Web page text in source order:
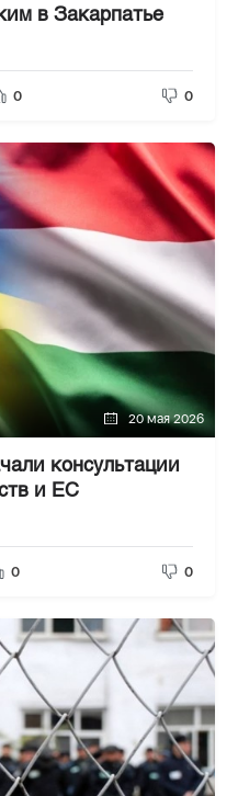
в Закарпатье
0 0
20 мая 2026
консультации
и ЕС
0 0